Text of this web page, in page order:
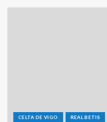
CELTA DE VIGO REAL BETIS